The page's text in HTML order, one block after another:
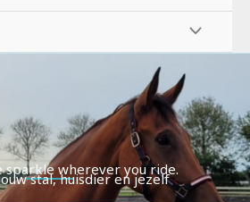
sparkle wherever you ride.
stal, huisdier en jezelf